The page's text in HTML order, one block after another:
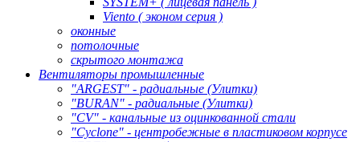
Viento ( эконом серия )
оконные
потолочные
скрытого монтажа
Вентиляторы промышленные
"ARGEST" - радиальные (Улитки)
"BURAN" - радиальные (Улитки)
"CV" - канальные из оцинкованной стали
"Cyclone" - центробежные в пластиковом корпусе